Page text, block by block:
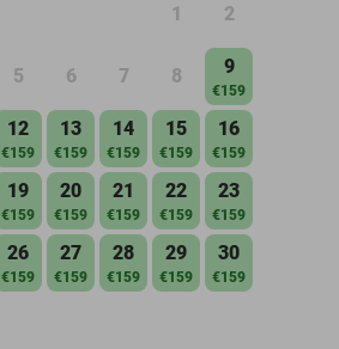
1 2
5 6 7 8 9
€159
12
€159
13
€159
14
€159
15
€159
16
€159
19
€159
20
€159
21
€159
22
€159
23
€159
26
€159
27
€159
28
€159
29
€159
30
€159